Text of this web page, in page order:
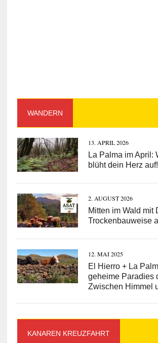
WANDERN
13. APRIL 2026
La Palma im April:
blüht dein Herz auf!
2. AUGUST 2026
Mitten im Wald mit
Trockenbauweise
12. MAI 2025
El Hierro + La
geheime Paradies
Zwischen Himmel
KANAREN KREUZFAHRT